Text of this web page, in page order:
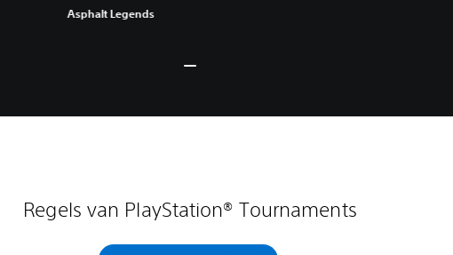
Asphalt Legends
Regels van PlayStation® Tournaments